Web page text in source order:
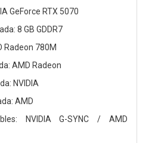
GeForce RTX 5070
8 GB GDDR7
Radeon 780M
AMD Radeon
NVIDIA
AMD
NVIDIA G-SYNC / AMD